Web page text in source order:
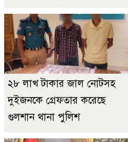
২৮ লাখ টাকার জাল নোটসহ
দুইজনকে গ্রেফতার করেছে
গুলশান থানা পুলিশ